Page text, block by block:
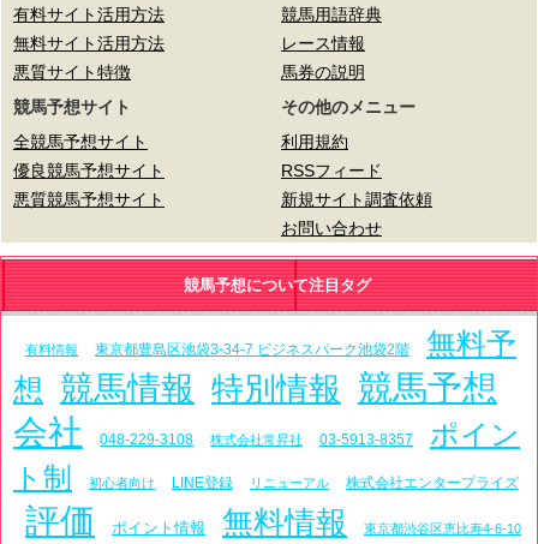
有料サイト活用方法
無料サイト活用方法
悪質サイト特徴
競馬用語辞典
レース情報
馬券の説明
競馬予想サイト
全競馬予想サイト
優良競馬予想サイト
悪質競馬予想サイト
その他のメニュー
利用規約
RSSフィード
新規サイト調査依頼
お問い合わせ
競馬予想について注目タグ
有料情報 東京都豊島区池袋3-34-7 ビジネスパーク池袋2階
無料予
想
競馬情報 特別情報 競馬予想
会社
048-229-3108 株式会社常昇社 03-5913-8357
ポイン
ト制
初心者向け LINE登録 リニューアル 株式会社エンタープライズ
評価 ポイント情報 無料情報 東京都渋谷区恵比寿4-6-10